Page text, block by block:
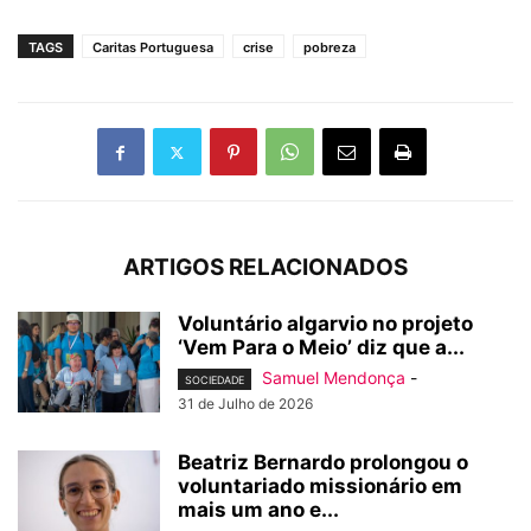
TAGS Caritas Portuguesa crise pobreza
ARTIGOS RELACIONADOS
Voluntário algarvio no projeto
‘Vem Para o Meio’ diz que a...
SOCIEDADE Samuel Mendonça -
31 de Julho de 2026
Beatriz Bernardo prolongou o
voluntariado missionário em
mais um ano e...